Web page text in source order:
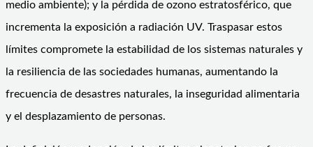
medio ambiente); y la pérdida de ozono estratosférico, que
incrementa la exposición a radiación UV. Traspasar estos
límites compromete la estabilidad de los sistemas naturales y
la resiliencia de las sociedades humanas, aumentando la
frecuencia de desastres naturales, la inseguridad alimentaria
y el desplazamiento de personas.